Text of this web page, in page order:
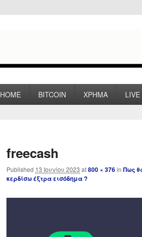
HOME BITCOIN ΧΡΗΜΑ
freecash
Published 13 Ιουνίου 2023 at800 × 376in Πως
κερδίσω έξτρα εισόδημα ?